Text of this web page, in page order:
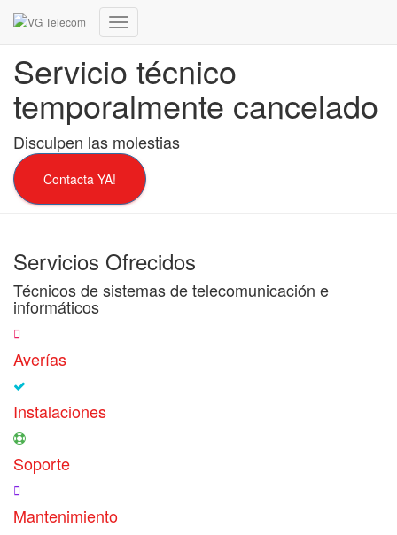
Cambiar
de
navegación
Servicio técnico
temporalmente cancelado
Disculpen las molestias
Contacta YA!
Servicios Ofrecidos
Técnicos de sistemas de telecomunicación e
informáticos
Averías
Instalaciones
Soporte
Mantenimiento